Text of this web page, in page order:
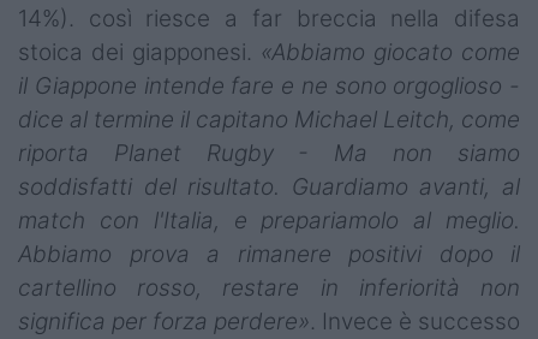
14%). così riesce a far breccia nella difesa
stoica dei giapponesi. «Abbiamo giocato come
il Giappone intende fare e ne sono orgoglioso -
dice al termine il capitano Michael Leitch, come
riporta Planet Rugby - Ma non siamo
soddisfatti del risultato. Guardiamo avanti, al
match con l'Italia, e prepariamolo al meglio.
Abbiamo prova a rimanere positivi dopo il
cartellino rosso, restare in inferiorità non
significa per forza perdere». Invece è successo